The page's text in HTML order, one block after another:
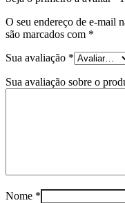
O seu endereço de e-mail
são marcados com *
Sua avaliação *
Sua avaliação sobre o
Nome *